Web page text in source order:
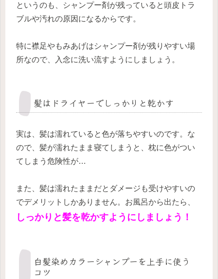
というのも、シャンプー剤が残っていると頭皮トラ
ブルや汚れの原因 になるからです。
特に襟足やもみあげはシャンプー剤が残りやすい場
所なので、入念に洗い流すようにしましょう。
髪はドライヤーでしっかりと乾かす
実は、髪は濡れていると色が落ちやすいのです。 な
ので、髪が濡れたまま寝てしまうと、枕に色がつい
てしまう危険性が…
また、髪は濡れたままだとダメージも受けやすいの
でデメリットしかありません。お風呂から出たら、
しっかりと髪を乾かすようにしましょう！
白髪染めカラーシャンプーを上手に使う
コツ